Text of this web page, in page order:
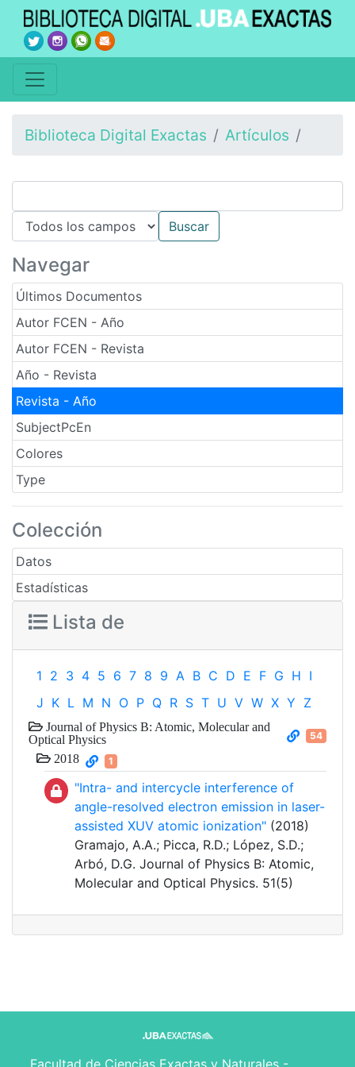
Biblioteca Digital Exactas Artículos
Navegar
Últimos Documentos
Autor FCEN - Año
Autor FCEN - Revista
Año - Revista
Revista - Año
SubjectPcEn
Colores
Type
Colección
Datos
Estadísticas
Lista de
1 2 3 4 5 6 7 8 9 A B C D E F G H I
J K L M N O P Q R S T U V W X Y Z
Journal of Physics B: Atomic, Molecular and
Optical Physics
54
2018 1
"Intra- and intercycle interference of
angle-resolved electron emission in laser-
assisted XUV atomic ionization" (2018)
Gramajo, A.A.; Picca, R.D.; López, S.D.;
Arbó, D.G. Journal of Physics B: Atomic,
Molecular and Optical Physics. 51(5)